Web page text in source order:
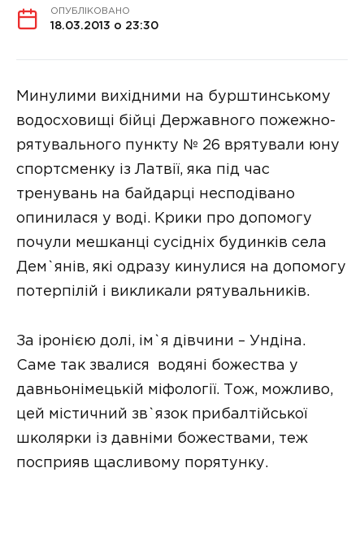
ОПУБЛІКОВАНО
18.03.2013 о 23:30
Минулими вихідними на бурштинському
водосховищі бійці Державного пожежно-
рятувального пункту № 26 врятували юну
спортсменку із Латвії, яка під час
тренувань на байдарці несподівано
опинилася у воді. Крики про допомогу
почули мешканці сусідніх будинків села
Дем`янів, які одразу кинулися на допомогу
потерпілій і викликали рятувальників.
За іронією долі, ім`я дівчини – Ундіна.
Саме так звалися водяні божества у
давньонімецькій міфології. Тож, можливо,
цей містичний зв`язок прибалтійської
школярки із давніми божествами, теж
посприяв щасливому порятунку.